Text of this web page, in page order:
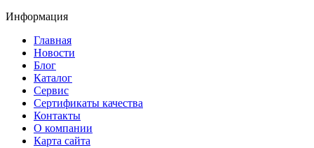
Информация
Главная
Новости
Блог
Каталог
Сервис
Сертификаты качества
Контакты
О компании
Карта сайта